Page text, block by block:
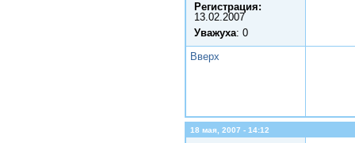
Регистрация:
13.02.2007
Уважуха: 0
Вверх
18 мая, 2007 - 14:12